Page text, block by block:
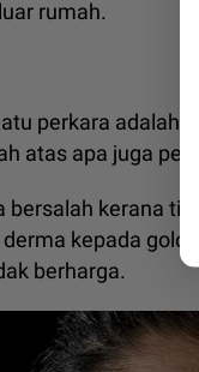
rumah.
perkara adalah
atas apa juga
kerana
kepada
berharga.